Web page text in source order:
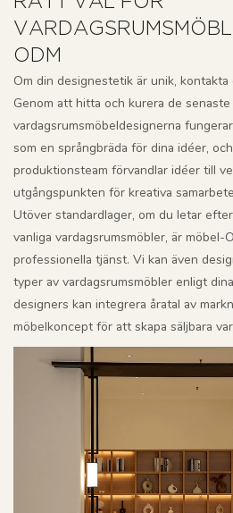
ODM
Om din designestetik är unik,
Genom att hitta och kurera de
vardagsrumsmöbeldesignerna
som en språngbräda för dina idéer,
produktionsteam förvandlar idéer till
utgångspunkten för kreativa
Utöver standardlager, om du letar
vanliga vardagsrumsmöbler, är möbel-
professionella tjänst. Vi kan även
typer av vardagsrumsmöbler enligt
designers kan integrera åratal av
möbelkoncept för att skapa säljbara